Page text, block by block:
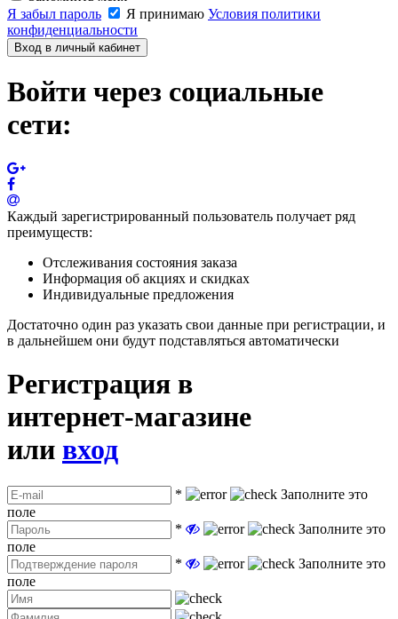
Я забыл пароль
Я принимаю Условия политики
конфиденциальности
Вход в личный кабинет
Войти через социальные
сети:
Каждый зарегистрированный пользователь получает ряд
преимуществ:
Отслеживания состояния заказа
Информация об акциях и скидках
Индивидуальные предложения
Достаточно один раз указать свои данные при регистрации, и
в дальнейшем они будут подставляться автоматически
Регистрация в
интернет-магазине
или вход
*
Заполните это
поле
*
Заполните это
поле
*
Заполните это
поле